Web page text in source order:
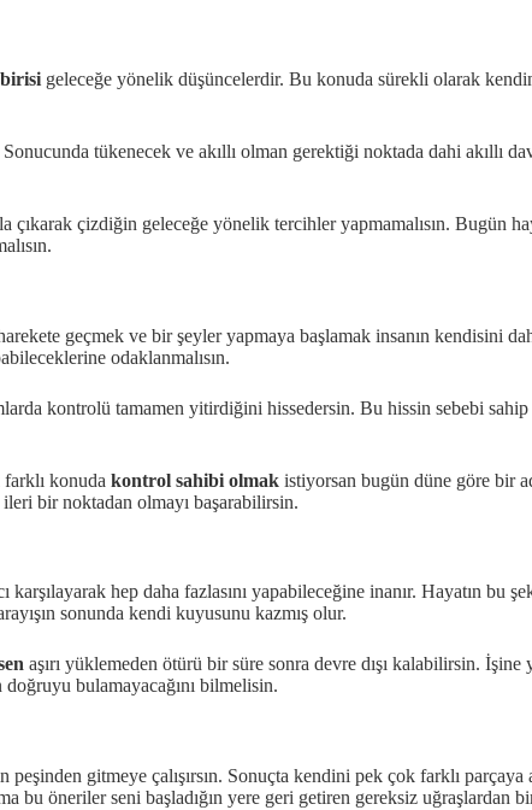
geleceğe yönelik düşüncelerdir. Bu konuda sürekli olarak
tükenecek ve akıllı olman gerektiği noktada dahi akıllı
çizdiğin geleceğe yönelik tercihler yapmamalısın. Bugün
geçmek ve bir şeyler yapmaya başlamak insanın kendisini
odaklanmalısın.
kontrolü tamamen yitirdiğini hissedersin. Bu hissin sebebi sahip
konuda kontrol sahibi olmak istiyorsan bugün düne göre bir
ileri bir noktadan olmayı başarabilirsin.
karşılayarak hep daha fazlasını yapabileceğine inanır. Hayatın bu
sonunda kendi kuyusunu kazmış olur.
aşırı yüklemeden ötürü bir süre sonra devre dışı kalabilirsin.
bulamayacağını bilmelisin.
peşinden gitmeye çalışırsın. Sonuçta kendini pek çok farklı
bu öneriler seni başladığın yere geri getiren gereksiz uğraşlardan